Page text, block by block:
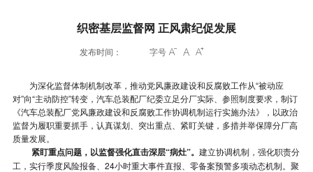
织密基层监督网 正风肃纪促发展
发布时间： 字号   
为深化监督体制机制改革，推动党风廉政建设和反腐败工作从“被动应
对”向“主动防控”转变，汽车总装配厂纪委立足分厂实际、参照制度要求，制订
《汽车总装配厂党风廉政建设和反腐败工作协调机制运行实施办法》，以政治
监督为履职重要抓手，认真谋划、突出重点、紧盯关键，多措并举保障分厂高
质量发展。
紧盯重点问题，以监督强化直击深层“病灶”。 建立协调机制，强化职责分
工，实行季度风险报备、24小时重大事件直报、零备案预警多项动态机制。聚